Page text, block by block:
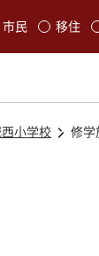
が発生します
市民 移住
小学校 修